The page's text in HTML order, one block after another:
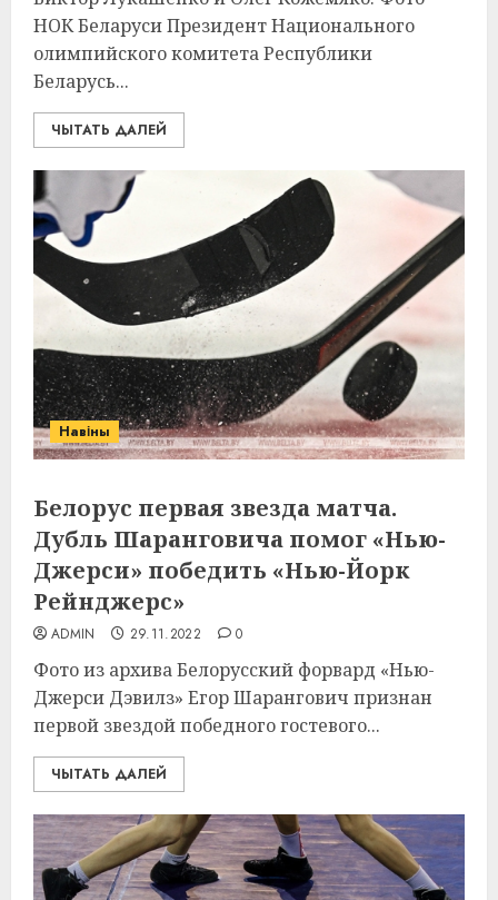
НОК Беларуси Президент Национального
олимпийского комитета Республики
Беларусь...
ЧЫТАТЬ ДАЛЕЙ
Навіны
Белорус первая звезда матча.
Дубль Шаранговича помог «Нью-
Джерси» победить «Нью-Йорк
Рейнджерс»
ADMIN 29.11.2022 0
Фото из архива Белорусский форвард «Нью-
Джерси Дэвилз» Егор Шарангович признан
первой звездой победного гостевого...
ЧЫТАТЬ ДАЛЕЙ